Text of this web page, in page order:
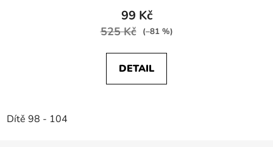
99 Kč
525 Kč (–81 %)
DETAIL
Dítě 98 - 104